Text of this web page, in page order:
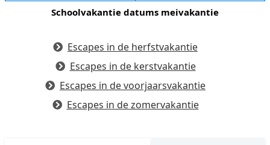
Schoolvakantie datums meivakantie
Escapes in de herfstvakantie
Escapes in de kerstvakantie
Escapes in de voorjaarsvakantie
Escapes in de zomervakantie